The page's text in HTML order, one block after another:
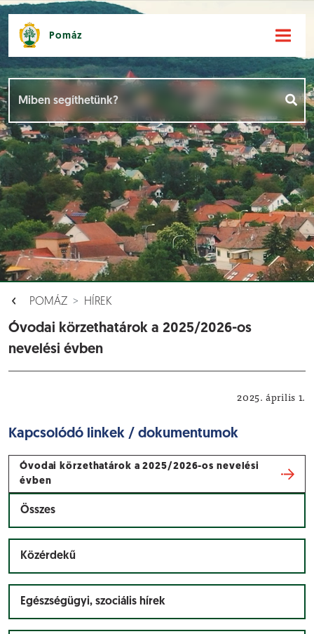
Pomáz
POMÁZ HÍREK
Óvodai körzethatárok a 2025/2026-os
nevelési évben
2025. április 1.
Kapcsolódó linkek / dokumentumok
Óvodai körzethatárok a 2025/2026-os nevelési
évben
Összes
Közérdekű
Egészségügyi, szociális hírek
Események []
Dokumentumok [ ]
Aloldalak []